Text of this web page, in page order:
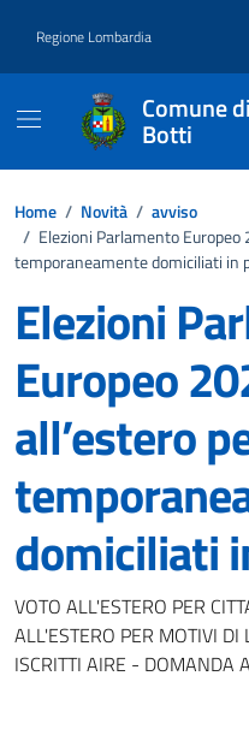
Regione Lombardia
Comune
Botti
Home / Novità / avviso
/ Elezioni Parlamento
temporaneamente domiciliati in
Elezioni
Europeo
all’estero
domiciliati
Dettagli della
VOTO ALL'ESTERO PER
ALL'ESTERO PER MOTIVI
ISCRITTI AIRE - DOMANDA